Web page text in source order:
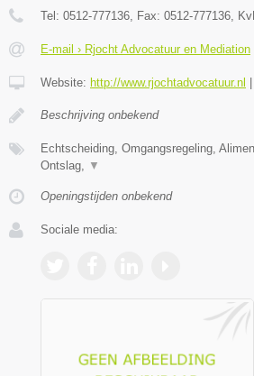
Tel: 0512-777136, Fax: 0512-777136,
E-mail › Rjocht Advocatuur en Mediation
Website: http://www.rjochtadvocatuur.nl
Beschrijving onbekend
Echtscheiding, Omgangsregeling,
Ontslag, ▼
Openingstijden onbekend
Sociale media: